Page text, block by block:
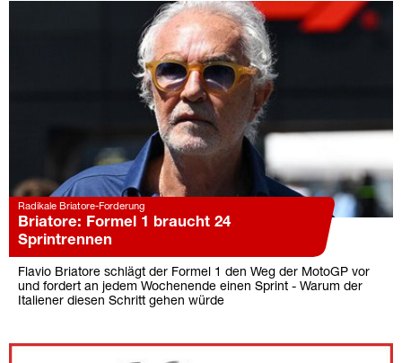
Radikale Briatore-Forderung
Briatore: Formel 1 braucht 24
Sprintrennen
Flavio Briatore schlägt der Formel 1 den Weg der MotoGP vor
und fordert an jedem Wochenende einen Sprint - Warum der
Italiener diesen Schritt gehen würde